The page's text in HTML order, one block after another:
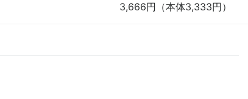
3,666円（本体3,333円）